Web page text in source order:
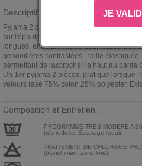
Descriptif :
Pyjama 2 pièces garçon Sucre d'Orge,
sur l'épaule par boutons-pression pour un
longues, encolure ras du cou, illustré d'un
genouillères contrastées - taille
permettant de raccrocher le haut au
Un 1er pyjama 2 pièces, pratique lorsque
velours rasé 75% coton 25% polyester.
Composition et Entretien :
PROGRAMME TRES MODERE A
très réduite. Essorage réduit.
TRAITEMENT DE CHLORAGE
(blanchiment au chlore).